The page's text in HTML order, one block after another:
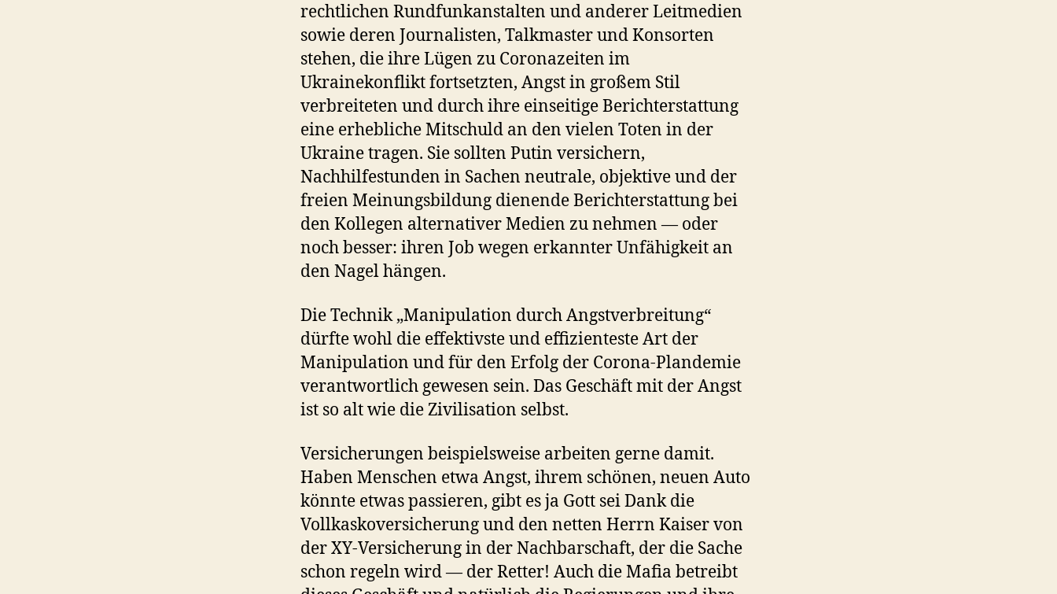
rechtlichen Rundfunkanstalten und anderer Leitmedien
sowie deren Journalisten, Talkmaster und Konsorten
stehen, die ihre Lügen zu Coronazeiten im
Ukrainekonflikt fortsetzten, Angst in großem Stil
verbreiteten und durch ihre einseitige Berichterstattung
eine erhebliche Mitschuld an den vielen Toten in der
Ukraine tragen. Sie sollten Putin versichern,
Nachhilfestunden in Sachen neutrale, objektive und der
freien Meinungsbildung dienende Berichterstattung bei
den Kollegen alternativer Medien zu nehmen — oder
noch besser: ihren Job wegen erkannter Unfähigkeit an
den Nagel hängen.
Die Technik „Manipulation durch Angstverbreitung“
dürfte wohl die effektivste und effizienteste Art der
Manipulation und für den Erfolg der Corona-Plandemie
verantwortlich gewesen sein. Das Geschäft mit der Angst
ist so alt wie die Zivilisation selbst.
Versicherungen beispielsweise arbeiten gerne damit.
Haben Menschen etwa Angst, ihrem schönen, neuen Auto
könnte etwas passieren, gibt es ja Gott sei Dank die
Vollkaskoversicherung und den netten Herrn Kaiser von
der XY-Versicherung in der Nachbarschaft, der die Sache
schon regeln wird — der Retter! Auch die Mafia betreibt